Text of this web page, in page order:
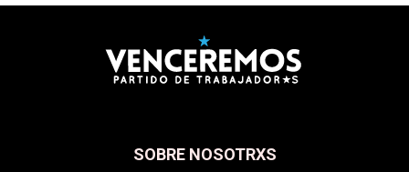
SOBRE NOSOTRXS